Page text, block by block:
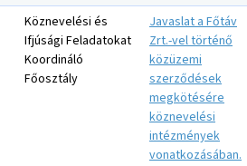
Köznevelési és
Ifjúsági Feladatokat
Koordináló
Főosztály
Javaslat a Főtáv
Zrt.-vel történő
közüzemi
szerződések
megkötésére
köznevelési
intézmények
vonatkozásában.